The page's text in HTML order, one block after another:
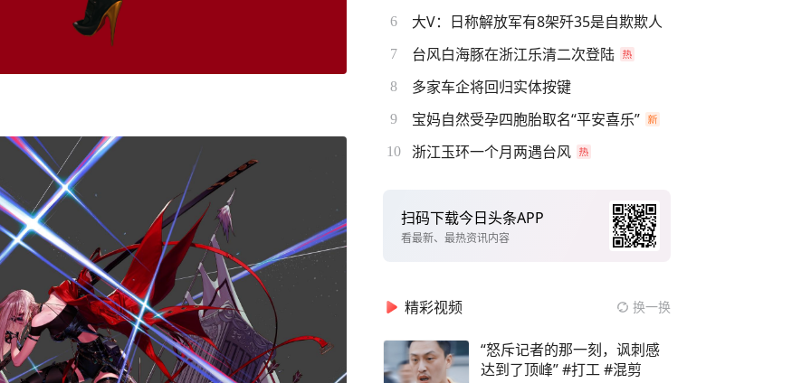
6 大V：日称解放军有8架歼35是自欺欺人
7 台风白海豚在浙江乐清二次登陆
8 多家车企将回归实体按键
9 宝妈自然受孕四胞胎取名“平安喜乐”
10 浙江玉环一个月两遇台风
扫码下载今日头条APP
看最新、最热资讯内容
精彩视频 换一换
“怒斥记者的那一刻，讽刺感
达到了顶峰” #打工 #混剪